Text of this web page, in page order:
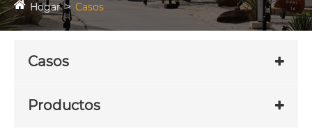
Hogar Casos
Casos
Productos